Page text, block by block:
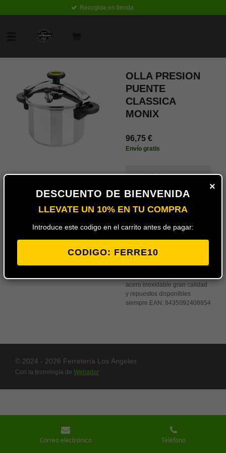
Recogida en tienda
OLLA PRESION
PUENTE
CLASSICA
MONIX
96,75 €
Envío gratis
capacidad
Añadir
al
acero inoxidable gran calidad
y repuestos disponibles
siempre. EAN: 8435092408854
© 2024 - 2026 Ferretería Los Ángeles
Con la tecnología de Webador
Correo electrónico Teléfono
×
DESCUENTO DE BIENVENIDA
LLEVATE UN 10% EN TU COMPRA
Introduce este codigo en el carrito antes de pagar:
CODIGO: FERRE10